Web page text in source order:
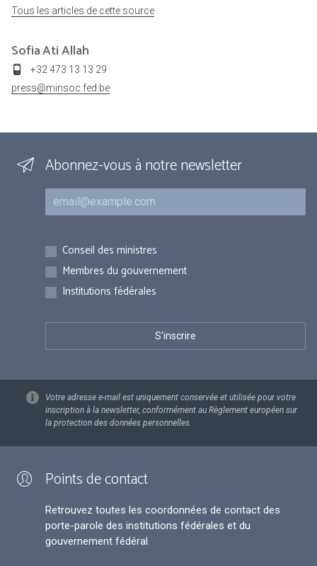
Tous les articles de cette source
SofiaAti Allah
+32 473 13 13 29
press@minsoc.fed.be
Abonnez-vous à notre newsletter
Courriel
Inscriptions
Conseil des ministres
Membres du gouvernement
Institutions fédérales
Votre adresse e-mail est uniquement conservée et utilisée pour votre
inscription à la newsletter, conformément au Règlement européen sur
la protection des données personnelles.
Points de contact
Retrouvez toutes les coordonnées de contact des
porte-parole des institutions fédérales et du
gouvernement fédéral.